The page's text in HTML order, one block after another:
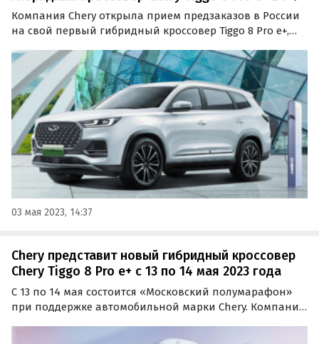
Компания Chery открыла прием предзаказов в России
на свой первый гибридный кроссовер Tiggo 8 Pro e+,
дорожно-климатических условиях.
03 мая 2023, 14:37
Chery представит новый гибридный кроссовер
Chery Tiggo 8 Pro e+ с 13 по 14 мая 2023 года
С 13 по 14 мая состоится «Московский полумарафон»
при поддержке автомобильной марки Chery. Компания
— гибридный семиместный кроссовер Tiggo 8 Pro e+, а